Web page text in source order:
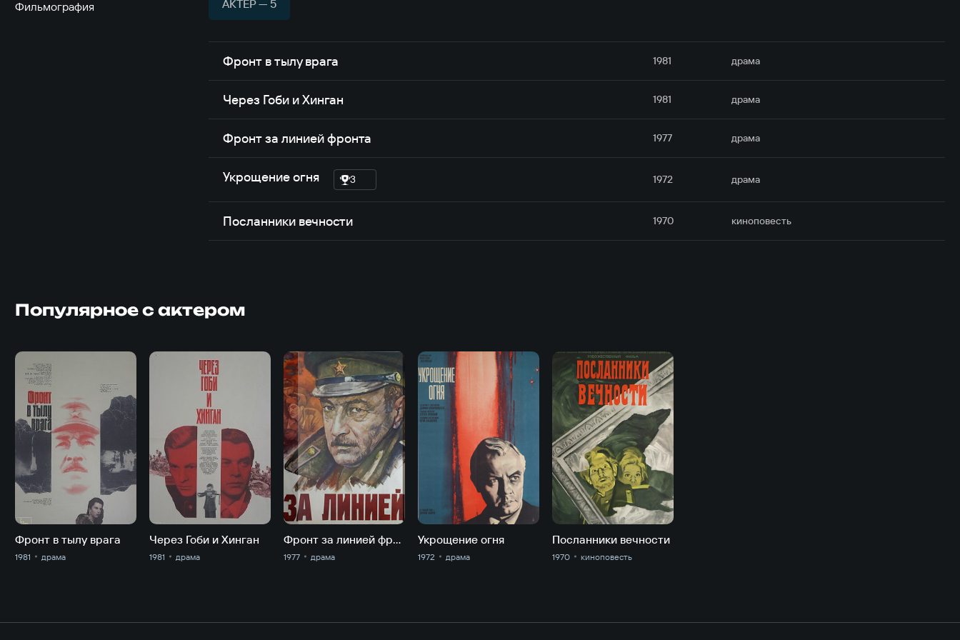
Фильмография АКТЁР — 5
Фронт в тылу врага 1981 драма
Через Гоби и Хинган 1981 драма
Фронт за линией фронта 1977 драма
Укрощение огня 3 1972 драма
Посланники вечности 1970 киноповесть
Популярное с актером
Фронт в тылу врага
1981 драма
Через Гоби и Хинган
1981 драма
Фронт за линией фронта
1977 драма
Укрощение огня
1972 драма
Посланники вечности
1970 киноповесть